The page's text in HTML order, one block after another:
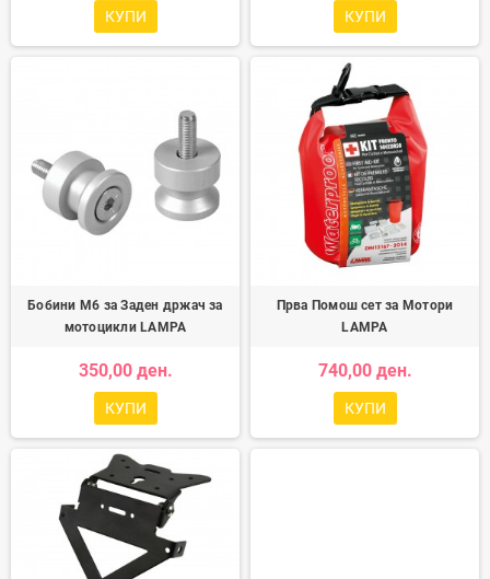
КУПИ КУПИ
Бобини M6 за Заден држач за
мотоцикли LAMPA
350,00 ден.
КУПИ
Прва Помош сет за Мотори
LAMPA
740,00 ден.
КУПИ